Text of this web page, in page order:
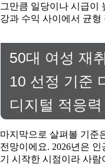
그만큼 일당이나 시급이
강과 수익 사이에서 균
50대 여성 재
10 선정 기준
디지털 적응력
마지막으로 살펴볼 기준
전망이에요. 2026년은
기 시작한 시점이라 사람